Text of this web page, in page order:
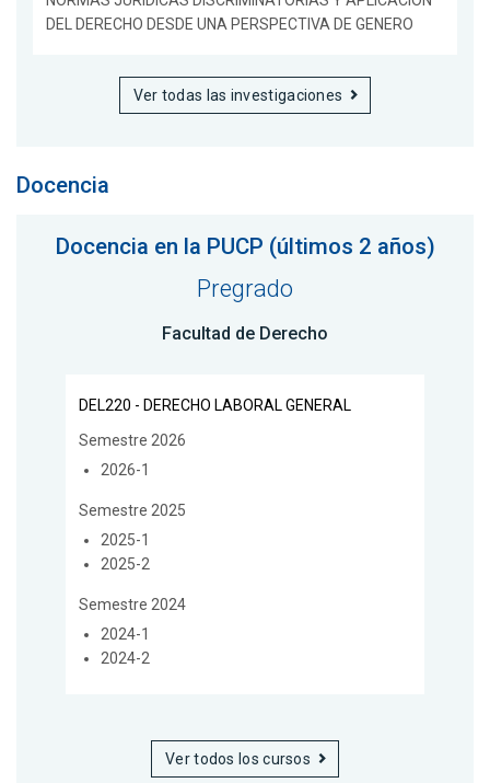
DEL DERECHO DESDE UNA PERSPECTIVA DE GENERO
Ver todas las investigaciones
Docencia
Docencia en la PUCP (últimos 2 años)
Pregrado
Facultad de Derecho
DEL220 - DERECHO LABORAL GENERAL
Semestre 2026
2026-1
Semestre 2025
2025-1
2025-2
Semestre 2024
2024-1
2024-2
Ver todos los cursos